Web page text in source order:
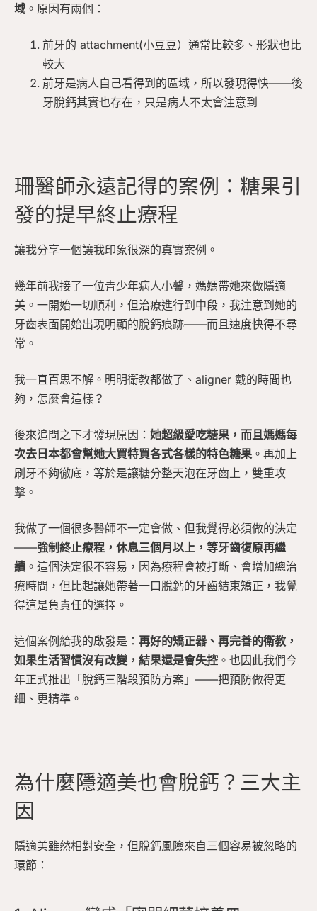
域 。原因有兩個：
前牙的 attachment(小豆豆）通常比較多、形狀也比
較大
前牙是病人自己看得到的區域，所以發現得快——後
牙脫鈣其實也存在，只是病人不太會注意到
珊醫師永遠記得的案例：糖果引
發的提早終止療程
讓我分享一個讓我印象很深的真實案例。
幾年前我接了一位青少年病人小馨，媽媽帶她來做隱適
美。一開始一切順利，但治療進行到中段，我注意到她的
牙齒表面開始出現明顯的脫鈣痕跡——而且速度快得不尋
常。
我一直百思不解。明明衛教都做了、aligner 戴的時間也
夠，怎麼會這樣？
後來追問之下才發現原因： 她超級愛吃糖果，而且媽媽每
次去日本都會幫她大買特買各式各樣的特色糖果 。再加上
刷牙不夠徹底，等於是讓糖分整天泡在牙齒上，雙重攻
擊。
我做了一個很多醫師不一定會做、但我覺得必須做的決定
——強制終止療程，休息三個月以上，等牙齒復原再繼
續 。這個決定很不容易，因為療程會被打斷、會增加總治
療時間，但比起讓她帶著一口脫鈣的牙齒結束矯正，我覺
得這是負責任的選擇。
這個案例給我的啟發是： 再好的矯正器、再完善的衛教，
如果生活習慣沒有改變，結果還是會失控 。也因此我們今
年正式推出「脫鈣三階段預防方案」——把預防做得更
細、更精準。
為什麼隱適美也會脫鈣？三大主
因
隱適美雖然相對安全，但脫鈣風險來自三個容易被忽略的
環節：